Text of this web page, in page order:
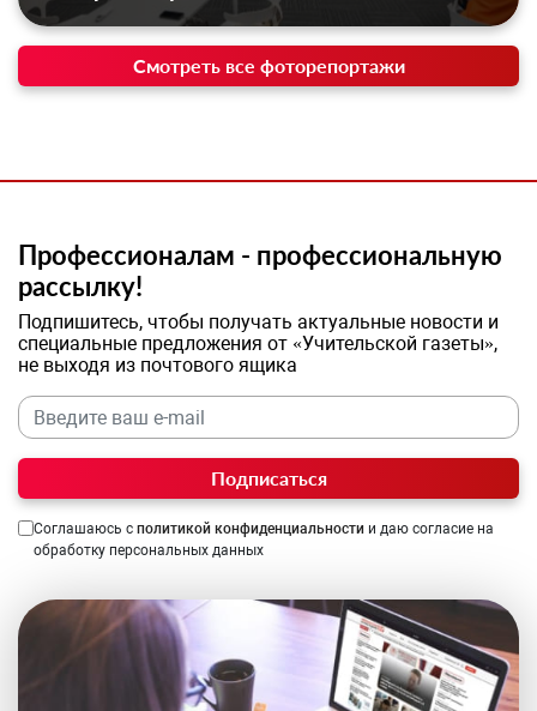
Смотреть все фоторепортажи
Профессионалам - профессиональную
рассылку!
Подпишитесь, чтобы получать актуальные новости и
специальные предложения от «Учительской газеты»,
не выходя из почтового ящика
Подписаться
Соглашаюсь с политикой конфиденциальности и даю согласие на
обработку персональных данных